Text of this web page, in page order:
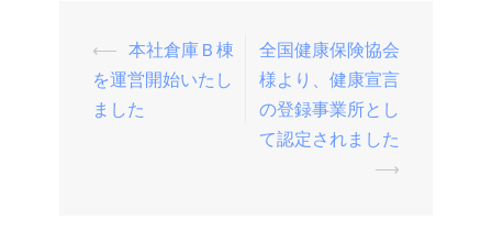
投
稿
ナ
⟵ 本社倉庫Ｂ棟
を運営開始いたし
ました
全国健康保険協会
様より、健康宣言
の登録事業所とし
て認定されました
⟶